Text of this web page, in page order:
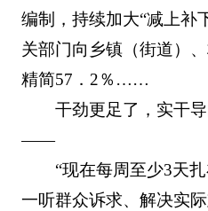
编制，持续加大“减上补
关部门向乡镇（街道）
精简57．2％……
干劲更足了，实干
——
“现在每周至少3天
一听群众诉求、解决实